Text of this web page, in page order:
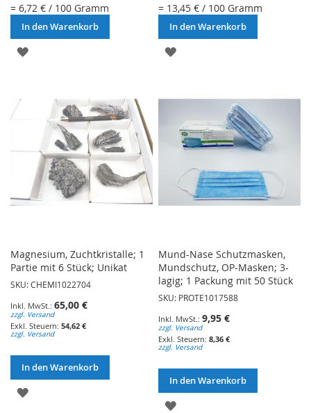
= 6,72 € / 100 Gramm
In den Warenkorb
ZUR
HINZUFÜGEN
= 13,45 € / 100 Gramm
In den Warenkorb
ZUR
HINZUFÜGEN
Magnesium, Zuchtkristalle; 1
Partie mit 6 Stück; Unikat
SKU: CHEMI1022704
65,00 €
zzgl. Versand
54,62 €
zzgl. Versand
In den Warenkorb
ZUR
Mund-Nase Schutzmasken,
Mundschutz, OP-Masken; 3-
lagig; 1 Packung mit 50 Stück
SKU: PROTE1017588
9,95 €
zzgl. Versand
8,36 €
zzgl. Versand
In den Warenkorb
ZUR